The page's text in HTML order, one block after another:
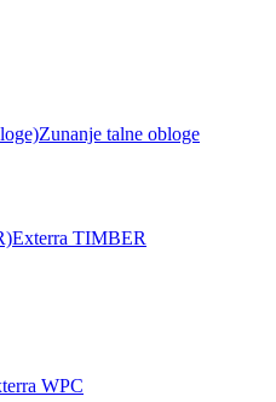
Zunanje talne obloge
Exterra TIMBER
WPC